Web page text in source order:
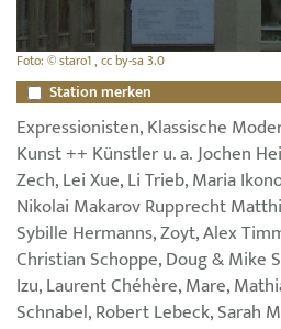
Foto: © staro1 , cc by-sa 3.0
Station merken
Expressionisten, Klassische
Kunst ++ Künstler u. a. Jochen
Zech, Lei Xue, Li Trieb, Maria
Nikolai Makarov Rupprecht
Sybille Hermanns, Zoyt, Alex
Christian Schoppe, Doug & Mike
Izu, Laurent Chéhère, Mare,
Schnabel, Robert Lebeck, Sarah